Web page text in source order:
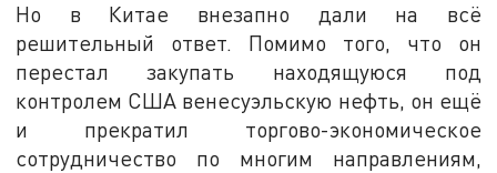
Но в Китае внезапно дали на всё
решительный ответ. Помимо того, что он
перестал закупать находящуюся под
контролем США венесуэльскую нефть, он ещё
и прекратил торгово-экономическое
сотрудничество по многим направлениям,